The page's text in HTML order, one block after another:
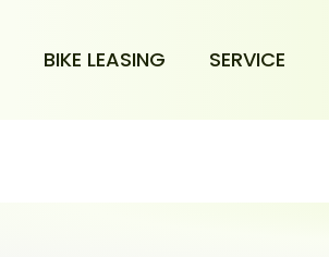
BIKE LEASING SERVICE